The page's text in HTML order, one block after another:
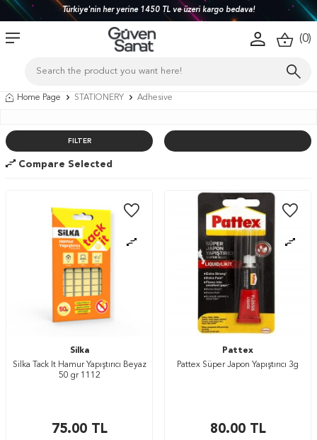
Türkiye'nin her yerine 1450 TL ve üzeri kargo bedava!
(0)
Home Page STATIONERY Adhesive
FILTER
Compare Selected
Silka
Silka Tack It Hamur Yapıştırıcı Beyaz
50 gr 1112
75.00TL
Pattex
Pattex Süper Japon Yapıştırıcı 3g
80.00TL